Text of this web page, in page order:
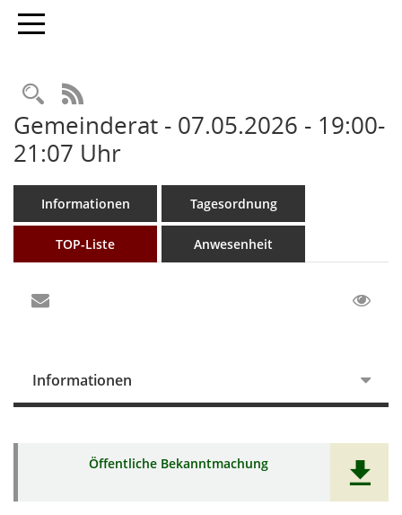
Toggle navigation
Rechercheauswahl
RSS-Feed
Gemeinderat - 07.05.2026 - 19:00-
21:07 Uhr
Informationen Tagesordnung
TOP-Liste Anwesenheit
Informationen
Öffentliche Bekanntmachung